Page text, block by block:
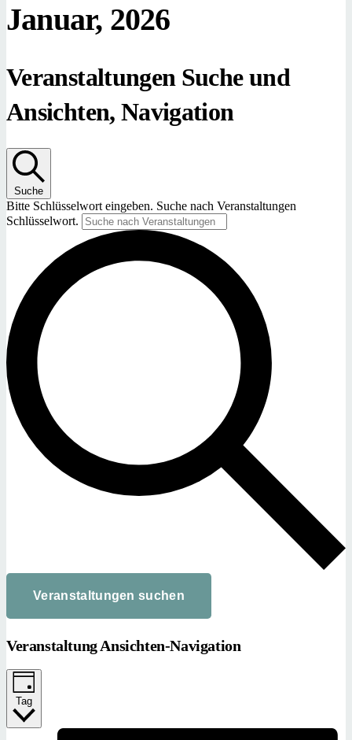
Januar, 2026
Veranstaltungen Suche und
Ansichten, Navigation
Suche
Bitte Schlüsselwort eingeben. Suche nach Veranstaltungen
Schlüsselwort.
Veranstaltungen suchen
Veranstaltung Ansichten-Navigation
Tag